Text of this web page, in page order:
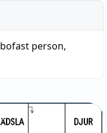
bofast person,